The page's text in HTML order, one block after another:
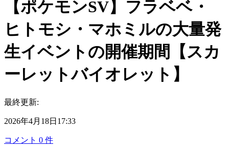
【ポケモンSV】フラベベ・
ヒトモシ・マホミルの大量発
生イベントの開催期間【スカ
ーレットバイオレット】
最終更新:
2026年4月18日17:33
コメント 0 件